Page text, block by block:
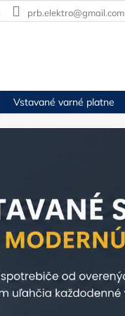
prb.elektro@gmail.com
Vstavané varné platne